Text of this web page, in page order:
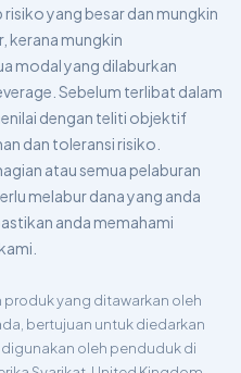
yang besar dan mungkin
kerana mungkin
modal yang dilaburkan
Sebelum terlibat dalam
dengan teliti objektif
dan toleransi risiko.
atau semua pelaburan
melabur dana yang anda
anda memahami
produk yang ditawarkan oleh
bertujuan untuk diedarkan
oleh penduduk di